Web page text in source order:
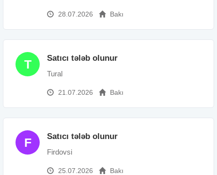
28.07.2026 Bakı
T Satıcı tələb olunur
Tural
21.07.2026 Bakı
F Satıcı tələb olunur
Firdovsi
25.07.2026 Bakı